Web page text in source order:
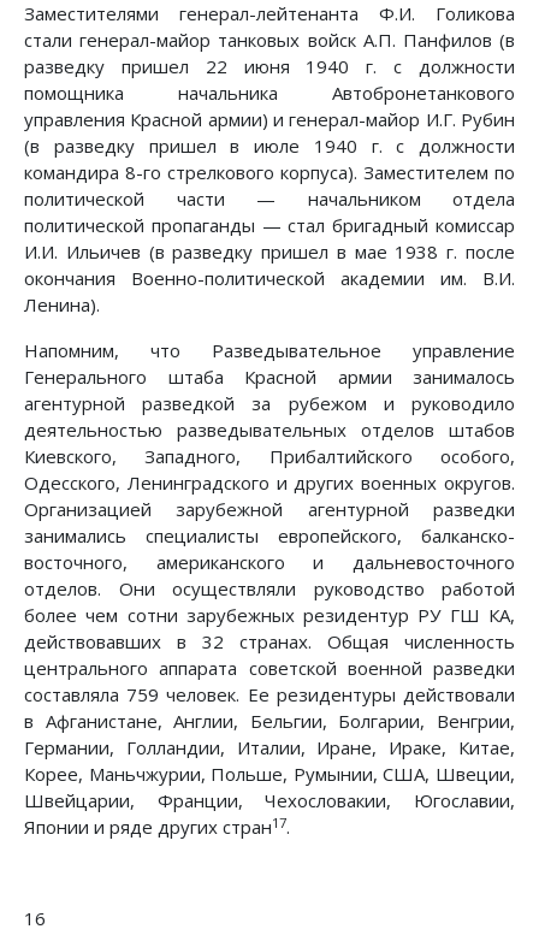
Заместителями генерал-лейтенанта Ф.И. Голикова
стали генерал-майор танковых войск А.П. Панфилов (в
разведку пришел 22 июня 1940 г. с должности
помощника начальника Автобронетанкового
управления Красной армии) и генерал-майор И.Г. Рубин
(в разведку пришел в июле 1940 г. с должности
командира 8-го стрелкового корпуса). Заместителем по
политической части — начальником отдела
политической пропаганды — стал бригадный комиссар
И.И. Ильичев (в разведку пришел в мае 1938 г. после
окончания Военно-политической академии им. В.И.
Ленина).
Напомним, что Разведывательное управление
Генерального штаба Красной армии занималось
агентурной разведкой за рубежом и руководило
деятельностью разведывательных отделов штабов
Киевского, Западного, Прибалтийского особого,
Одесского, Ленинградского и других военных округов.
Организацией зарубежной агентурной разведки
занимались специалисты европейского, балканско-
восточного, американского и дальневосточного
отделов. Они осуществляли руководство работой
более чем сотни зарубежных резидентур РУ ГШ КА,
действовавших в 32 странах. Общая численность
центрального аппарата советской военной разведки
составляла 759 человек. Ее резидентуры действовали
в Афганистане, Англии, Бельгии, Болгарии, Венгрии,
Германии, Голландии, Италии, Иране, Ираке, Китае,
Корее, Маньчжурии, Польше, Румынии, США, Швеции,
Швейцарии, Франции, Чехословакии, Югославии,
Японии и ряде других стран17.
16